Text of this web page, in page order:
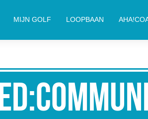
MIJN GOLF LOOPBAAN